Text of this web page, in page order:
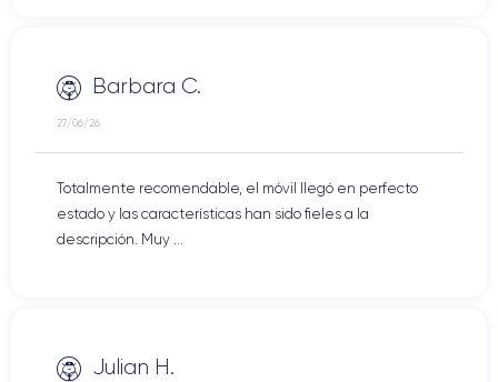
Barbara C.
27/06/26
Totalmente recomendable, el móvil llegó en perfecto
estado y las características han sido fieles a la
descripción. Muy ...
Julian H.